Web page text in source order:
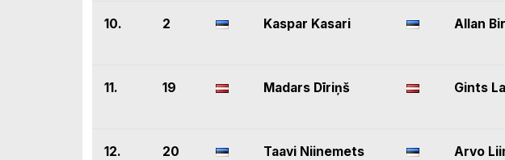
10. 2 Kaspar Kasari Allan
11. 19 Madars Dīriņš Gints
12. 20 Taavi Niinemets Arvo